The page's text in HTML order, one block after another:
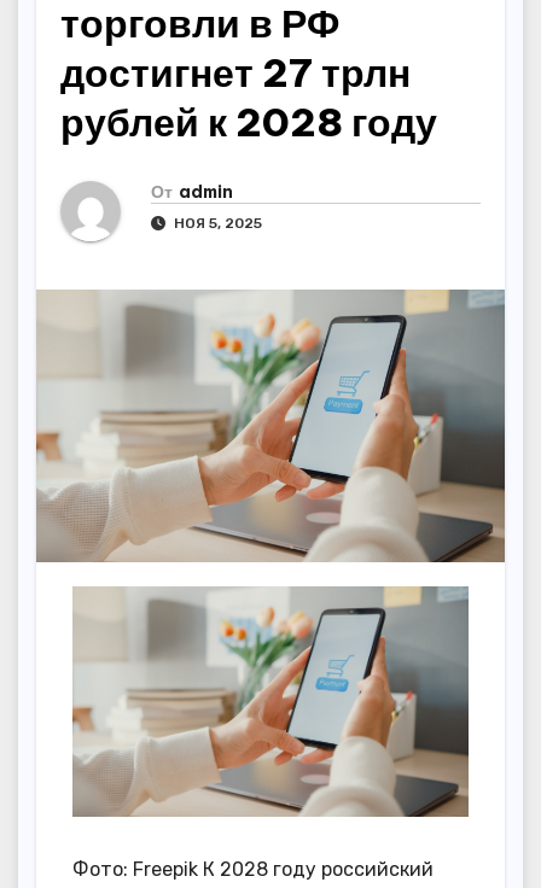
торговли в РФ
достигнет 27 трлн
рублей к 2028 году
От admin
НОЯ 5, 2025
Фото: Freepik К 2028 году российский